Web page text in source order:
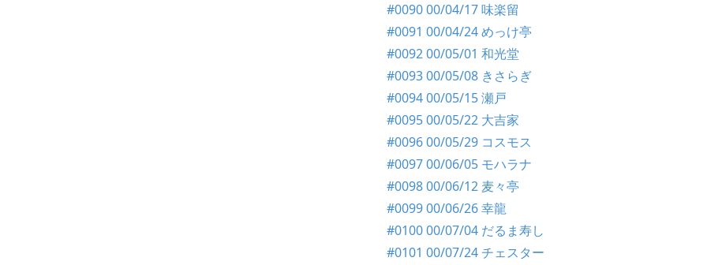
#0090 00/04/17 味楽留
#0091 00/04/24 めっけ亭
#0092 00/05/01 和光堂
#0093 00/05/08 きさらぎ
#0094 00/05/15 瀬戸
#0095 00/05/22 大吉家
#0096 00/05/29 コスモス
#0097 00/06/05 モハラナ
#0098 00/06/12 麦々亭
#0099 00/06/26 幸龍
#0100 00/07/04 だるま寿し
#0101 00/07/24 チェスター